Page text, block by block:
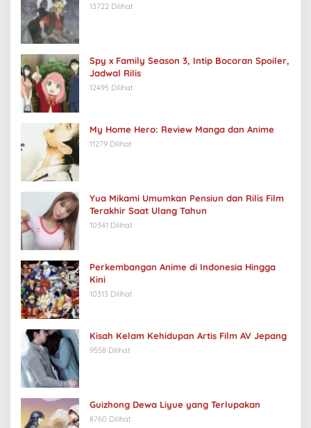
13722 Dilihat
Spy x Family Season 3, Intip Bocoran Spoiler,
Jadwal Rilis
12495 Dilihat
My Home Hero: Review Manga dan Anime
11279 Dilihat
Yua Mikami Umumkan Pensiun dan Rilis Film
Terakhir Saat Ulang Tahun
10341 Dilihat
Perkembangan Anime di Indonesia Hingga
Kini
10313 Dilihat
Kisah Kelam Kehidupan Artis Film AV Jepang
9558 Dilihat
Guizhong Dewa Liyue yang Terlupakan
8760 Dilihat